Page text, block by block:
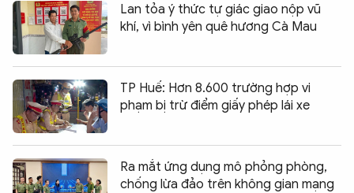
Lan tỏa ý thức tự giác giao nộp vũ
khí, vì bình yên quê hương Cà Mau
TP Huế: Hơn 8.600 trường hợp vi
phạm bị trừ điểm giấy phép lái xe
Ra mắt ứng dụng mô phỏng phòng,
chống lừa đảo trên không gian mạng